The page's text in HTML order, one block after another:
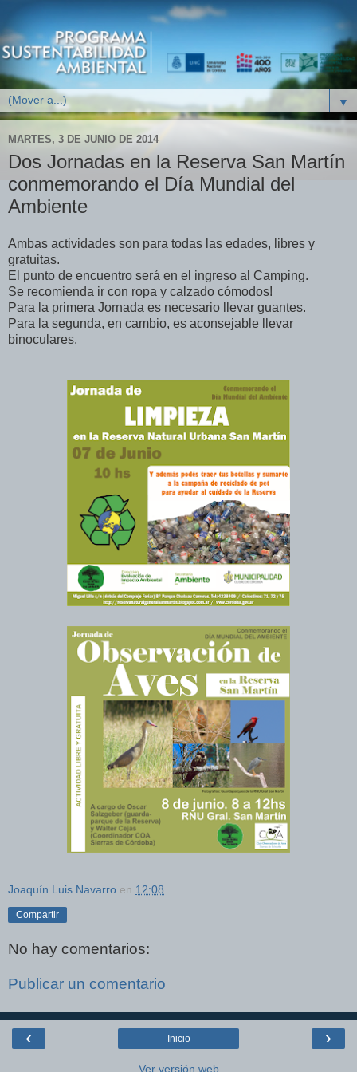
▼
MARTES, 3 DE JUNIO DE 2014
Dos Jornadas en la Reserva San Martín
conmemorando el Día Mundial del
Ambiente
Ambas actividades son para todas las edades, libres y
gratuitas.
El punto de encuentro será en el ingreso al Camping.
Se recomienda ir con ropa y calzado cómodos!
Para la primera Jornada es necesario llevar guantes.
Para la segunda, en cambio, es aconsejable llevar
binoculares.
Joaquín Luis Navarro en 12:08
Compartir
No hay comentarios:
Publicar un comentario
‹ ›
Inicio
Ver versión web